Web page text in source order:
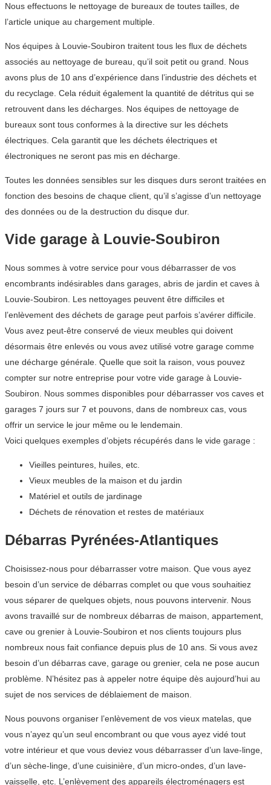
Nous effectuons le nettoyage de bureaux de toutes tailles, de
l’article unique au chargement multiple.
Nos équipes à Louvie-Soubiron traitent tous les flux de déchets
associés au nettoyage de bureau, qu’il soit petit ou grand. Nous
avons plus de 10 ans d’expérience dans l’industrie des déchets et
du recyclage. Cela réduit également la quantité de détritus qui se
retrouvent dans les décharges. Nos équipes de nettoyage de
bureaux sont tous conformes à la directive sur les déchets
électriques. Cela garantit que les déchets électriques et
électroniques ne seront pas mis en décharge.
Toutes les données sensibles sur les disques durs seront traitées en
fonction des besoins de chaque client, qu’il s’agisse d’un nettoyage
des données ou de la destruction du disque dur.
Vide garage à Louvie-Soubiron
Nous sommes à votre service pour vous débarrasser de vos
encombrants indésirables dans garages, abris de jardin et caves à
Louvie-Soubiron. Les nettoyages peuvent être difficiles et
l’enlèvement des déchets de garage peut parfois s’avérer difficile.
Vous avez peut-être conservé de vieux meubles qui doivent
désormais être enlevés ou vous avez utilisé votre garage comme
une décharge générale. Quelle que soit la raison, vous pouvez
compter sur notre entreprise pour votre vide garage à Louvie-
Soubiron. Nous sommes disponibles pour débarrasser vos caves et
garages 7 jours sur 7 et pouvons, dans de nombreux cas, vous
offrir un service le jour même ou le lendemain.
Voici quelques exemples d’objets récupérés dans le vide garage :
Vieilles peintures, huiles, etc.
Vieux meubles de la maison et du jardin
Matériel et outils de jardinage
Déchets de rénovation et restes de matériaux
Débarras Pyrénées-Atlantiques
Choisissez-nous pour débarrasser votre maison. Que vous ayez
besoin d’un service de débarras complet ou que vous souhaitiez
vous séparer de quelques objets, nous pouvons intervenir. Nous
avons travaillé sur de nombreux débarras de maison, appartement,
cave ou grenier à Louvie-Soubiron et nos clients toujours plus
nombreux nous fait confiance depuis plus de 10 ans. Si vous avez
besoin d’un débarras cave, garage ou grenier, cela ne pose aucun
problème. N’hésitez pas à appeler notre équipe dès aujourd’hui au
sujet de nos services de déblaiement de maison.
Nous pouvons organiser l’enlèvement de vos vieux matelas, que
vous n’ayez qu’un seul encombrant ou que vous ayez vidé tout
votre intérieur et que vous deviez vous débarrasser d’un lave-linge,
d’un sèche-linge, d’une cuisinière, d’un micro-ondes, d’un lave-
vaisselle, etc. L’enlèvement des appareils électroménagers est